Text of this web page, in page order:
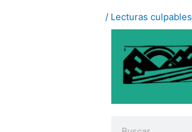
/ Lecturas culpables